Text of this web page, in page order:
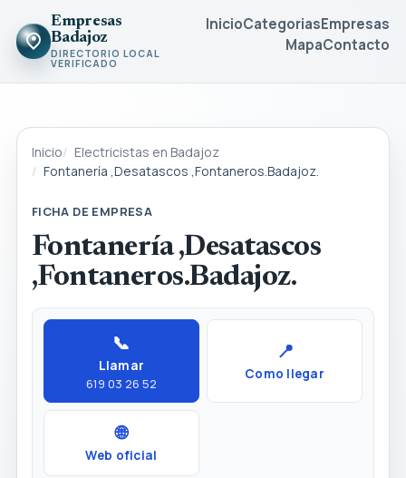
Empresas
Badajoz
DIRECTORIO LOCAL
VERIFICADO
InicioCategoriasEmpresas
MapaContacto
Inicio
Electricistas en Badajoz
Fontanería ,Desatascos ,Fontaneros.Badajoz.
FICHA DE EMPRESA
Fontanería ,Desatascos
,Fontaneros.Badajoz.
📞
Llamar
619 03 26 52
📍
Como llegar
🌐
Web oficial